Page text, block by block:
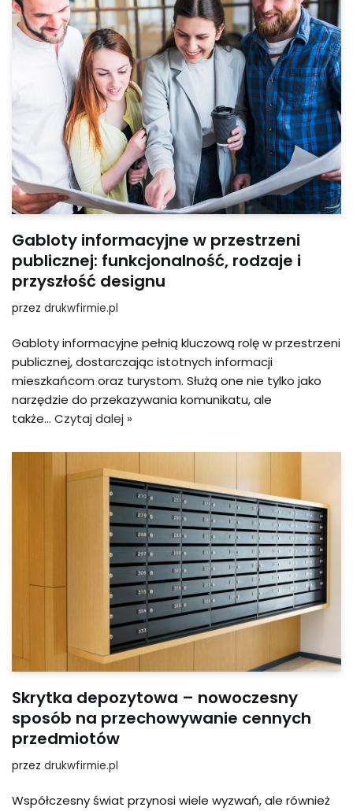
Gabloty informacyjne w przestrzeni
publicznej: funkcjonalność, rodzaje i
przyszłość designu
przez drukwfirmie.pl
Gabloty informacyjne pełnią kluczową rolę w przestrzeni
publicznej, dostarczając istotnych informacji
mieszkańcom oraz turystom. Służą one nie tylko jako
narzędzie do przekazywania komunikatu, ale
także… Czytaj dalej »
Skrytka depozytowa – nowoczesny
sposób na przechowywanie cennych
przedmiotów
przez drukwfirmie.pl
Współczesny świat przynosi wiele wyzwań, ale również